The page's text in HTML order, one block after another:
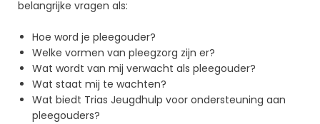
belangrijke vragen als:
Hoe word je pleegouder?
Welke vormen van pleegzorg zijn er?
Wat wordt van mij verwacht als pleegouder?
Wat staat mij te wachten?
Wat biedt Trias Jeugdhulp voor ondersteuning aan
pleegouders?